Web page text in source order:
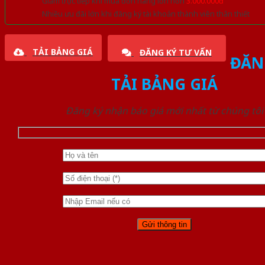
Nhiều ưu đãi lớn khi đăng ký tài khoản thành viên thân thiết
TẢI BẢNG GIÁ ĐĂNG KÝ TƯ VẤN
TẢI BẢNG GIÁ
Đăng ký nhận báo giá mới nhất từ chúng tôi